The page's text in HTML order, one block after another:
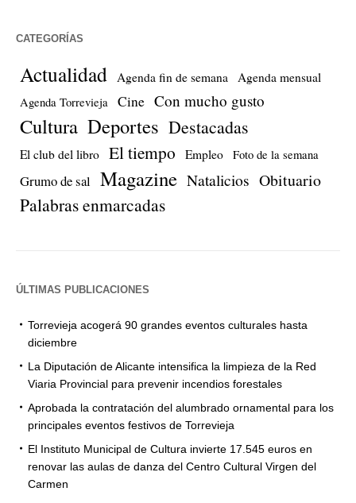
CATEGORÍAS
Actualidad Agenda fin de semana Agenda mensual
Agenda Torrevieja Cine Con mucho gusto
Cultura Deportes Destacadas
El club del libro El tiempo Empleo Foto de la semana
Grumo de sal Magazine Natalicios Obituario
Palabras enmarcadas
ÚLTIMAS PUBLICACIONES
Torrevieja acogerá 90 grandes eventos culturales hasta
diciembre
La Diputación de Alicante intensifica la limpieza de la Red
Viaria Provincial para prevenir incendios forestales
Aprobada la contratación del alumbrado ornamental para los
principales eventos festivos de Torrevieja
El Instituto Municipal de Cultura invierte 17.545 euros en
renovar las aulas de danza del Centro Cultural Virgen del
Carmen